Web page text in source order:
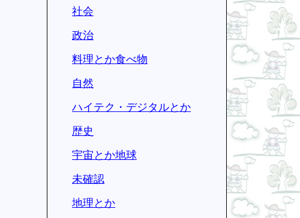
社会
政治
料理とか食べ物
自然
ハイテク・デジタルとか
歴史
宇宙とか地球
未確認
地理とか